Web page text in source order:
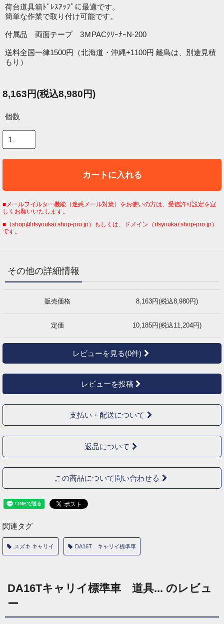
荷台道具箱ﾄﾞﾚｽｱｯﾌﾟに最適です。
簡単な作業で取り付け可能です。
付属品 両面テープ 3ＭPACｸﾘｰﾅｰN-200
送料全国一律1500円（北海道・沖縄+1100円 離島は、別途見積
もり）
8,163円(税込8,980円)
個数
カートに入れる
■メールフイルター機能（迷惑メール対策）をお使いの方は、受信許可設定を宜
しくお願いいたします。
■（shop@rtsyoukai.shop-pro.jp）もしくは、ドメイン（rtsyoukai.shop-pro.jp）
です。
その他の詳細情報
販売価格 8,163円(税込8,980円)
定価 10,185円(税込11,204円)
レビューを見る(0件)
レビューを投稿
支払い・配送について
返品について
この商品について問い合わせる
関連タグ
スズキ キャリイ DA16T キャリイ標準車
DA16Tキャリイ標準車 道具... のレビュ
ー